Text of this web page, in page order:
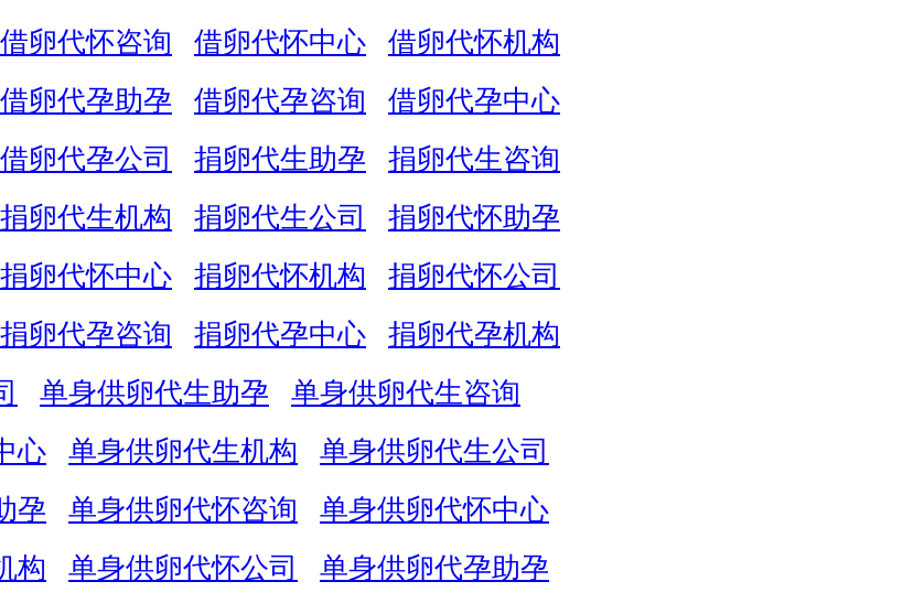
借卵代怀咨询 借卵代怀中心
借卵代怀机构
借卵代孕助孕 借卵代孕咨询
借卵代孕中心
借卵代孕公司 捐卵代生助孕
捐卵代生咨询
捐卵代生机构 捐卵代生公司
捐卵代怀助孕
捐卵代怀中心 捐卵代怀机构
捐卵代怀公司
捐卵代孕咨询 捐卵代孕中心
捐卵代孕机构
单身供卵代生助孕
单身供卵代生咨询
心
单身供卵代生机构
单身供卵代生公司
孕
单身供卵代怀咨询
单身供卵代怀中心
构
单身供卵代怀公司
单身供卵代孕助孕